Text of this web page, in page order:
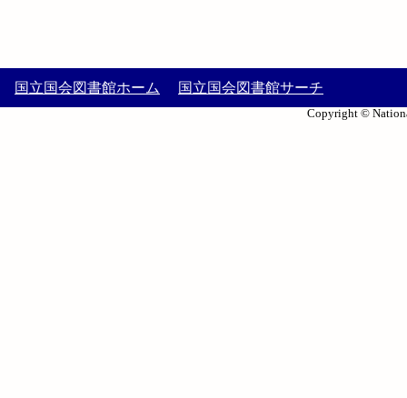
国立国会図書館ホーム 国立国会図書館サーチ
Copyright ©